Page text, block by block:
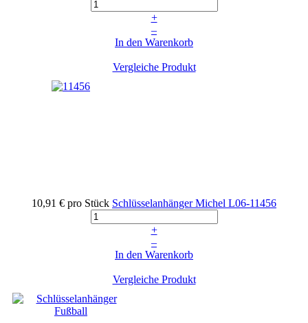
+
–
In den Warenkorb
Vergleiche Produkt
10,91 € pro Stück Schlüsselanhänger Michel L06-11456
+
–
In den Warenkorb
Vergleiche Produkt